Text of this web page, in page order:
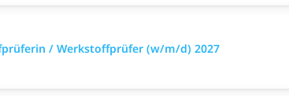
/ Werkstoffprüfer (w/m/d) 2027